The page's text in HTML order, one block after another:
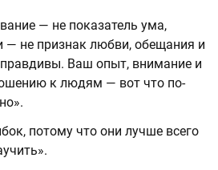
— не показатель ума,
— не признак любви, обещания и
правдивы. Ваш опыт, внимание и
к людям — вот что по-
потому что они лучше всего